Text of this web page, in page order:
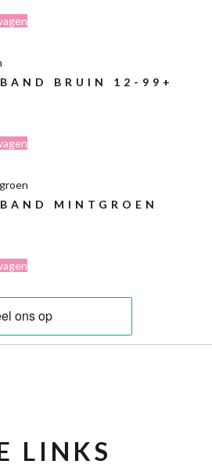
BRUIN 12-99+
MINTGROEN
LINKS